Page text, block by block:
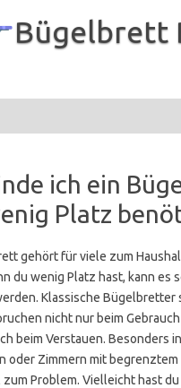
Bügelbrett
ich ein
Platz
gehört für viele zum
du wenig Platz hast, kann es
Klassische Bügelbretter
nicht nur beim Gebrauch
beim Verstauen. Besonders
oder Zimmern mit begrenztem
Problem. Vielleicht hast